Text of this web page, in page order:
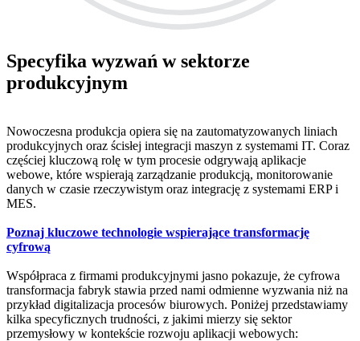
Specyfika wyzwań w sektorze
produkcyjnym
Nowoczesna produkcja opiera się na zautomatyzowanych liniach
produkcyjnych oraz ścisłej integracji maszyn z systemami IT. Coraz
częściej kluczową rolę w tym procesie odgrywają aplikacje
webowe, które wspierają zarządzanie produkcją, monitorowanie
danych w czasie rzeczywistym oraz integrację z systemami ERP i
MES.
Poznaj kluczowe technologie wspierające transformację
cyfrową
Współpraca z firmami produkcyjnymi jasno pokazuje, że cyfrowa
transformacja fabryk stawia przed nami odmienne wyzwania niż na
przykład digitalizacja procesów biurowych. Poniżej przedstawiamy
kilka specyficznych trudności, z jakimi mierzy się sektor
przemysłowy w kontekście rozwoju aplikacji webowych: